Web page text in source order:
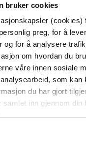
bruker cookies
(cookies)
preg, for å
og for å analysere
om hvordan du
våre innen sosiale
som kan
du har gjort
samlet inn gjennom din